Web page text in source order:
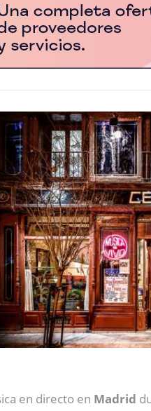
en directo en Madrid